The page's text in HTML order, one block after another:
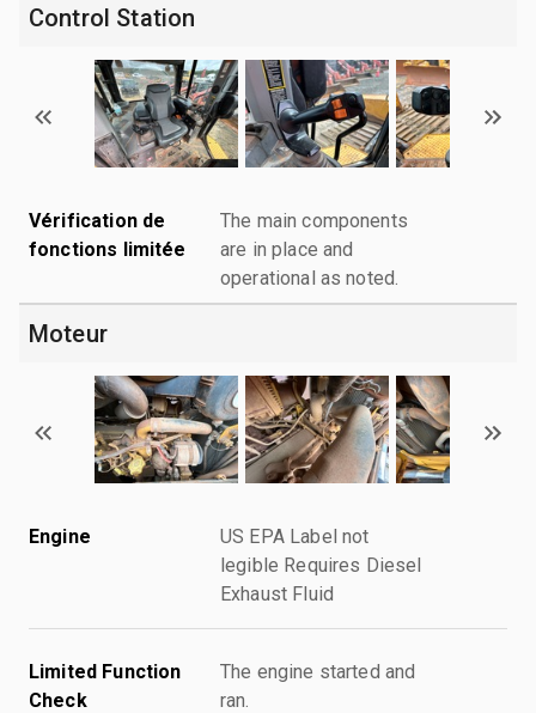
Control Station
Vérification de
fonctions limitée
The main components
are in place and
operational as noted.
Moteur
Engine
US EPA Label not
legible Requires Diesel
Exhaust Fluid
Limited Function
Check
The engine started and
ran.